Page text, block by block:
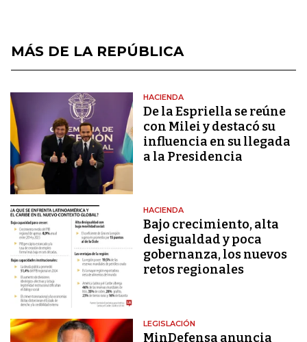
MÁS DE LA REPÚBLICA
HACIENDA
De la Espriella se reúne
con Milei y destacó su
influencia en su llegada
a la Presidencia
HACIENDA
Bajo crecimiento, alta
desigualdad y poca
gobernanza, los nuevos
retos regionales
LEGISLACIÓN
MinDefensa anuncia